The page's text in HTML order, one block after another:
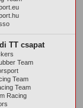
TT csapat
Team
Team
Team
Racing